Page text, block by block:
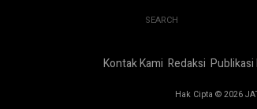
SEARCH
Kontak Kami Redaksi Publikasi
Hak Cipta © 2026